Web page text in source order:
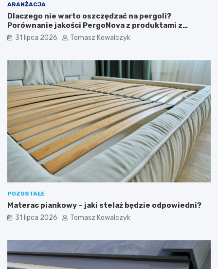
ARANŻACJA
Dlaczego nie warto oszczędzać na pergoli?
Porównanie jakości PergoNova z produktami z
marketu
31 lipca 2026 Tomasz Kowalczyk
POZOSTAŁE
Materac piankowy – jaki stelaż będzie odpowiedni?
31 lipca 2026 Tomasz Kowalczyk